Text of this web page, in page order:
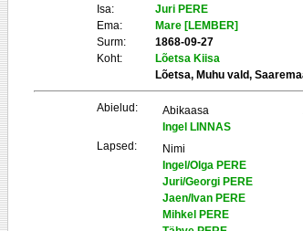
Isa:
Juri PERE
Ema:
Mare [LEMBER]
Surm:
1868-09-27
Koht:
Lõetsa Kiisa
Lõetsa, Muhu vald,
Abielud: Abikaasa
Ingel LINNAS
Lapsed:
Nimi
Ingel/Olga PERE
Juri/Georgi PERE
Jaen/Ivan PERE
Mihkel PERE